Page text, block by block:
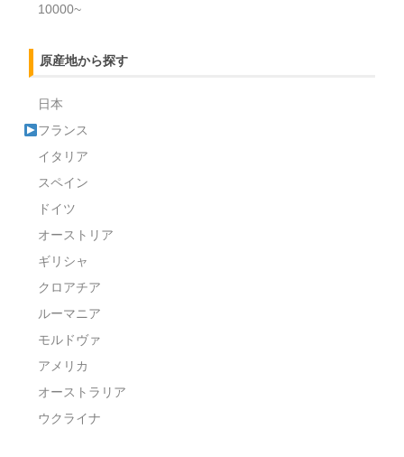
10000~
原産地から探す
日本
フランス
イタリア
スペイン
ドイツ
オーストリア
ギリシャ
クロアチア
ルーマニア
モルドヴァ
アメリカ
オーストラリア
ウクライナ